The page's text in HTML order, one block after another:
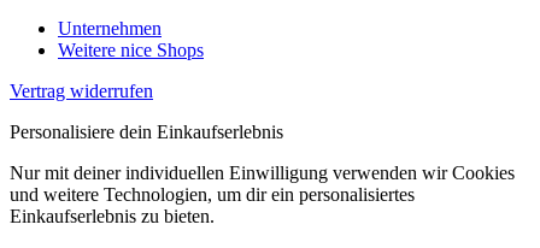
Unternehmen
Weitere nice Shops
Vertrag widerrufen
Personalisiere dein Einkaufserlebnis
Nur mit deiner individuellen Einwilligung verwenden wir Cookies
und weitere Technologien, um dir ein personalisiertes
Einkaufserlebnis zu bieten.